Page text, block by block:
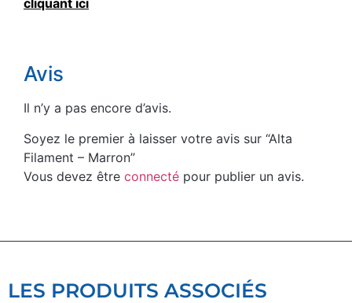
Avis
Il n’y a pas encore d’avis.
Soyez le premier à laisser votre avis sur “Alta
Filament – Marron”
Vous devez être connecté pour publier un avis.
LES PRODUITS ASSOCIÉS